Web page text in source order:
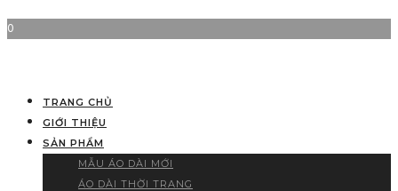
0
TRANG CHỦ
GIỚI THIỆU
SẢN PHẨM
MẪU ÁO DÀI MỚI
ÁO DÀI THỜI TRANG